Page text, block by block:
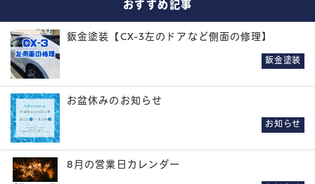
おすすめ記事
鈑金塗装【CX-3左のドアなど側面の修理】
鈑金塗装
お盆休みのお知らせ
お知らせ
8月の営業日カレンダー